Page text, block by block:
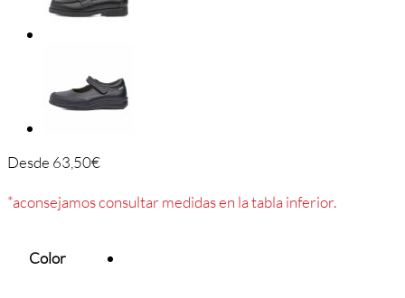
Desde 63,50€
*aconsejamos consultar medidas en la tabla inferior.
Color